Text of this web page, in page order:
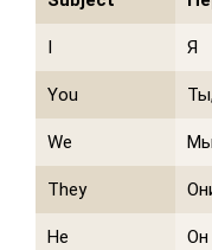
I Я
You
We Мы
They
He Он